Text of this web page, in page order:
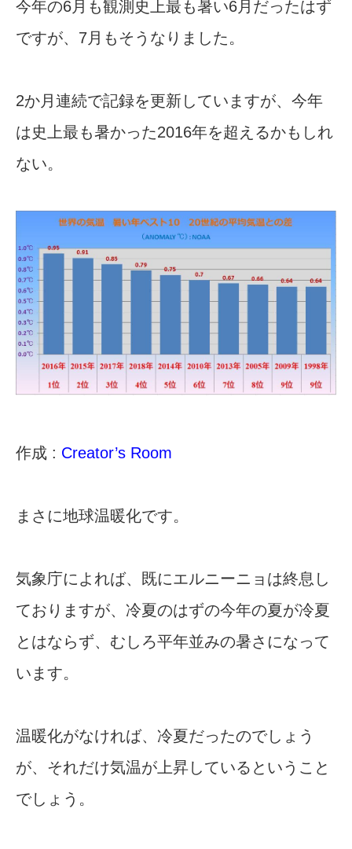
今年の6月も観測史上最も暑い6月だったはず
ですが、7月もそうなりました。
2か月連続で記録を更新していますが、今年
は史上最も暑かった2016年を超えるかもしれ
ない。
作成 : Creator’s Room
まさに地球温暖化です。
気象庁によれば、既にエルニーニョは終息し
ておりますが、冷夏のはずの今年の夏が冷夏
とはならず、むしろ平年並みの暑さになって
います。
温暖化がなければ、冷夏だったのでしょう
が、それだけ気温が上昇しているということ
でしょう。